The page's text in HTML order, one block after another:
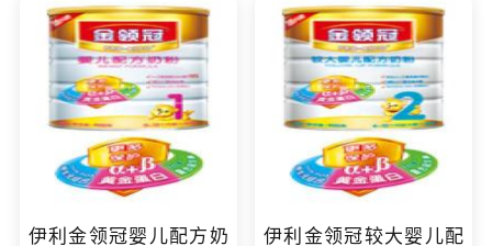
伊利金领冠婴儿配方奶
伊利金领冠较大婴儿配